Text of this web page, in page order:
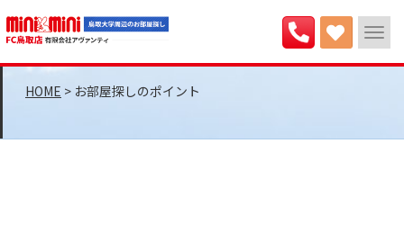
> お部屋探しのポイント